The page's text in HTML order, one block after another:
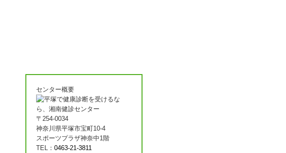
センター概要
〒254-0034
神奈川県平塚市宝町10-4
スポーツプラザ神奈中1階
TEL： 0463-21-3811